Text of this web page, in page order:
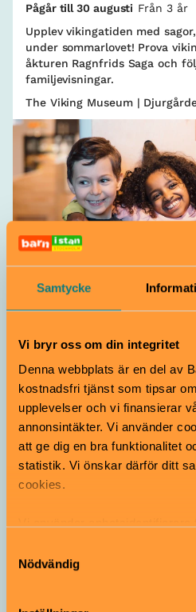
Samtycke
Vi bryr oss om din integritet
Denna webbplats är en del av
kostnadsfri tjänst som tipsar
upplevelser och vi finansierar
annonsintäkter. Vi använder
att ge dig en bra funktionalitet
statistik. Vi önskar därför ditt
cookies.
samt tillhandahålla funktioner
vidarebefordrar även sådana
information från din enhet till
Nödvändig
Pågår till 30 augusti Från 3 år
Upplev vikingatiden med
under sommarlovet! Prova
åkturen Ragnfrids Saga och
familjevisningar.
The Viking Museum |
Från 4 år
Lilla SportLab är vår nya
och familjer kan utforska
tävlan.
Riksidrottsmuseum | Gärdet